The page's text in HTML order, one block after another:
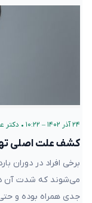
۲۴ آذر ۱۴۰۲ – ۱۰:۲۲ • دکتر
کشف علت اصلی
برخی افراد در دوران
می‌شوند که شدت آن
جدی همراه بوده و